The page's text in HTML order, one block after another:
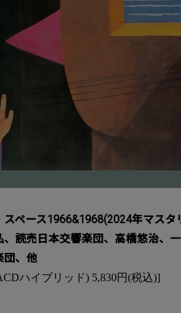
ペース1966&1968(2024年マスタ
、読売日本交響楽団、高橋悠治、
団、他
ハイブリッド) 5,830円(税込)]